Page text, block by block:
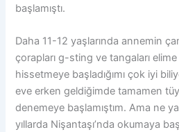
başlamıştı.
Daha 11-12 yaşlarında annemin
çorapları g-sting ve tangaları elime
hissetmeye başladığımı çok iyi
eve erken geldiğimde tamamen
denemeye başlamıştım. Ama ne
yıllarda Nişantaşı’nda okumaya